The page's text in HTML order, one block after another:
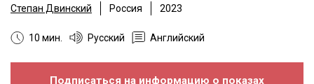
Степан Двинский Россия 2023
10 мин. Русский Английский
Подписаться на информацию о показах